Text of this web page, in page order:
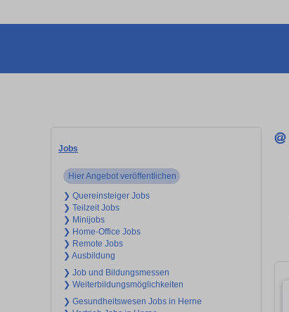
Jobs
Hier Angebot veröffentlichen
❯ Quereinsteiger Jobs
❯ Teilzeit Jobs
❯ Minijobs
❯ Home-Office Jobs
❯ Remote Jobs
❯ Ausbildung
❯ Job und Bildungsmessen
❯ Weiterbildungsmöglichkeiten
❯ Gesundheitswesen Jobs in Herne